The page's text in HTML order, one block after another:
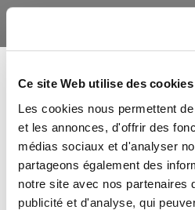
Ce site Web utilise des cookies
Les cookies nous permettent
et les annonces, d'offrir des
médias sociaux et d'analyser
partageons également des
notre site avec nos partenaires
publicité et d'analyse, qui